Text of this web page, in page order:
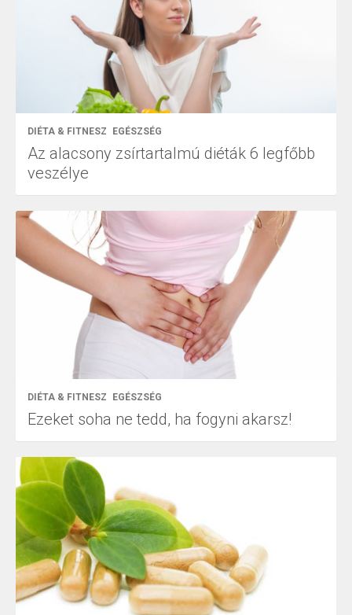
DIÉTA & FITNESZ EGÉSZSÉG
Az alacsony zsírtartalmú diéták 6 legfőbb
veszélye
DIÉTA & FITNESZ EGÉSZSÉG
Ezeket soha ne tedd, ha fogyni akarsz!